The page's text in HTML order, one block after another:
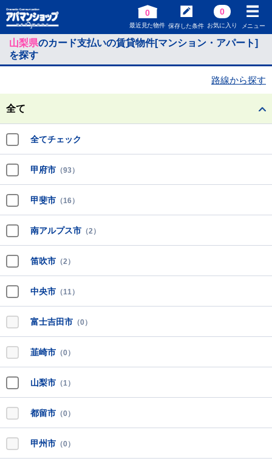
0
最近見た物件 保存した条件
0
お気に入り メニュー
山梨県のカード支払いの賃貸物件[マンション・アパート]
を探す
路線から探す
全て
全てチェック
甲府市 （93）
甲斐市 （16）
南アルプス市 （2）
笛吹市 （2）
中央市 （11）
富士吉田市 （0）
韮崎市 （0）
山梨市 （1）
都留市 （0）
甲州市 （0）